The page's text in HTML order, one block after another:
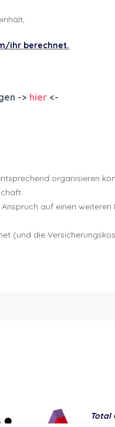
ihr berechnet.
-> hier<-
organisieren
auf einen weiteren
(und die
Total